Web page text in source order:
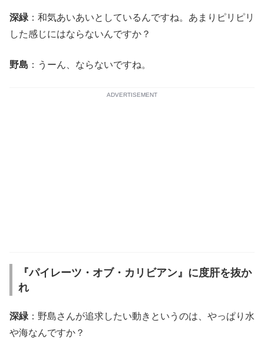
深緑 ：和気あいあいとしているんですね。あまりピリピリ
した感じにはならないんですか？
野島 ：うーん、ならないですね。
ADVERTISEMENT
『パイレーツ・オブ・カリビアン』に度肝を抜か
れ
深緑 ：野島さんが追求したい動きというのは、やっぱり水
や海なんですか？